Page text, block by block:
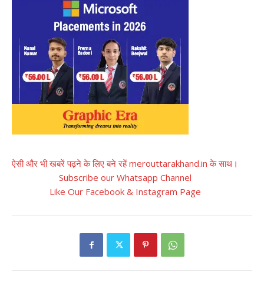
ऐसी और भी खबरें पढ़ने के लिए बने रहें merouttarakhand.in के साथ।
Subscribe our Whatsapp Channel
Like Our Facebook & Instagram Page